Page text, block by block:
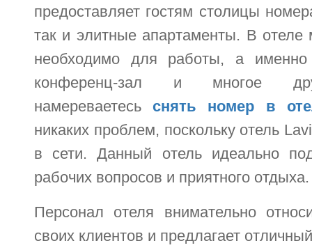
предоставляет гостям столицы
так и элитные апартаменты. В отеле
необходимо для работы, а именно
конференц-зал и многое
намереваетесь
снять номер в
никаких проблем, поскольку отель
в сети. Данный отель идеально
рабочих вопросов и приятного отдыха.
Персонал отеля внимательно
своих клиентов и предлагает